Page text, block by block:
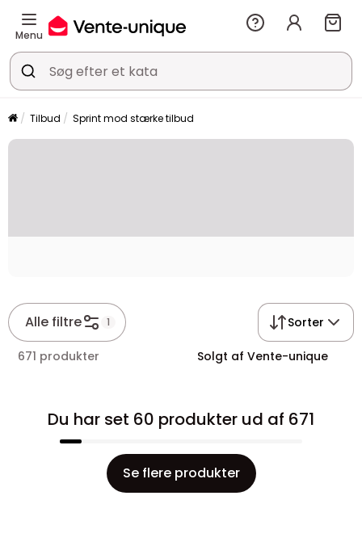
Menu
Tilbud Sprint mod stærke tilbud
Alle filtre 1 Sorter
671 produkter Solgt af Vente-unique
Du har set 60 produkter ud af 671
Se flere produkter